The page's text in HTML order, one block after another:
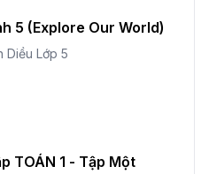
5 (Explore Our World)
Diều Lớp 5
TOÁN 1 - Tập Một